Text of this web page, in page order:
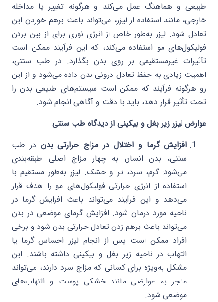
طبیعی و هماهنگ عمل می‌کند و هرگونه تغییر یا مداخله
خارجی، مانند استفاده از لیزر، می‌تواند باعث برهم خوردن این
تعادل شود. لیزر به‌طور خاص از انرژی نوری برای از بین بردن
فولیکول‌های مو استفاده می‌کند، که این فرآیند ممکن است
تأثیرات غیرمستقیمی بر روی بدن بگذارد. در طب سنتی،
اهمیت زیادی به حفظ تعادل درونی بدن داده می‌شود و از این
رو هرگونه فرآیند که ممکن است سیستم‌های طبیعی بدن را
تحت تأثیر قرار دهد، باید با دقت و آگاهی انجام شود.
عوارض لیزر زیر بغل و بیکینی از دیدگاه طب سنتی
افزایش گرما و اختلال در مزاج حرارتی بدن در طب
سنتی، بدن انسان به چهار مزاج اصلی طبقه‌بندی
می‌شود: گرم، سرد، تر و خشک. لیزر به‌طور مستقیم با
استفاده از انرژی حرارتی فولیکول‌های مو را هدف قرار
می‌دهد و این فرآیند می‌تواند باعث افزایش گرما در
ناحیه مورد درمان شود. افزایش گرمای موضعی در بدن
می‌تواند باعث برهم زدن تعادل حرارتی بدن شود و برخی
افراد ممکن است پس از انجام لیزر احساس گرما یا
التهاب در ناحیه زیر بغل و بیکینی داشته باشند. این
مشکل به‌ویژه برای کسانی که مزاج سرد دارند، می‌تواند
منجر به عوارضی مانند خشکی پوست و التهاب‌های
موضعی شود.